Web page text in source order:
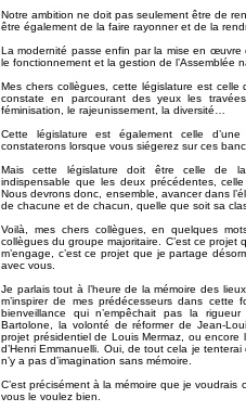
Notre ambition ne doit pas seulement être de
être également de la faire rayonner et de la
La modernité passe enfin par la mise en
le fonctionnement et la gestion de l’Assemblée
Mes chers collègues, cette législature est
constate en parcourant des yeux les
féminisation, le rajeunissement, la diversité…
Cette législature est également celle
constaterons lorsque vous siégerez sur ces
Mais cette législature doit être celle de la
indispensable que les deux précédentes,
Nous devrons donc, ensemble, avancer dans
de chacune et de chacun, quelle que soit sa
Voilà, mes chers collègues, en quelques
collègues du groupe majoritaire. C’est ce projet
m’engage, c’est ce projet que je partage
avec vous.
Je parlais tout à l’heure de la mémoire des
m’inspirer de mes prédécesseurs dans
bienveillance qui n’empêchait pas la
Bartolone, la volonté de réformer de Jean-
projet présidentiel de Louis Mermaz, ou encore
d’Henri Emmanuelli. Oui, de tout cela je
n’y a pas d’imagination sans mémoire.
C’est précisément à la mémoire que je
vous le voulez bien.